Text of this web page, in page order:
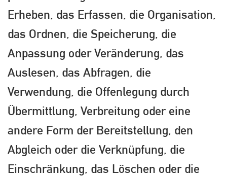
Erheben, das Erfassen, die Organisation,
das Ordnen, die Speicherung, die
Anpassung oder Veränderung, das
Auslesen, das Abfragen, die
Verwendung, die Offenlegung durch
Übermittlung, Verbreitung oder eine
andere Form der Bereitstellung, den
Abgleich oder die Verknüpfung, die
Einschränkung, das Löschen oder die